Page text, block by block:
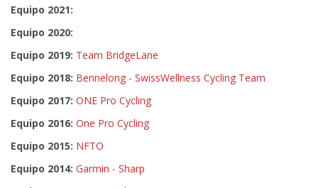
Equipo 2021:
Equipo 2020:
Equipo 2019: Team BridgeLane
Equipo 2018: Bennelong - SwissWellness Cycling Team
Equipo 2017: ONE Pro Cycling
Equipo 2016: One Pro Cycling
Equipo 2015: NFTO
Equipo 2014: Garmin - Sharp